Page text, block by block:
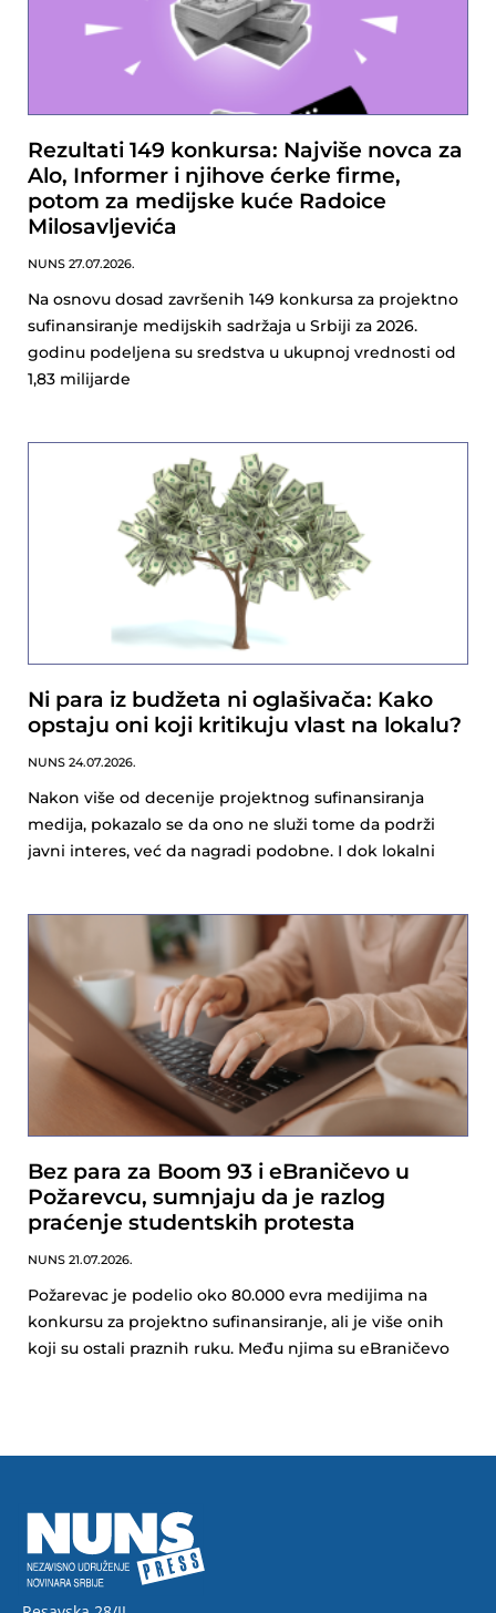
Rezultati 149 konkursa: Najviše novca za
Alo, Informer i njihove ćerke firme,
potom za medijske kuće Radoice
Milosavljevića
NUNS 27.07.2026.
Na osnovu dosad završenih 149 konkursa za projektno
sufinansiranje medijskih sadržaja u Srbiji za 2026.
godinu podeljena su sredstva u ukupnoj vrednosti od
1,83 milijarde
Ni para iz budžeta ni oglašivača: Kako
opstaju oni koji kritikuju vlast na lokalu?
NUNS 24.07.2026.
Nakon više od decenije projektnog sufinansiranja
medija, pokazalo se da ono ne služi tome da podrži
javni interes, već da nagradi podobne. I dok lokalni
Bez para za Boom 93 i eBraničevo u
Požarevcu, sumnjaju da je razlog
praćenje studentskih protesta
NUNS 21.07.2026.
Požarevac je podelio oko 80.000 evra medijima na
konkursu za projektno sufinansiranje, ali je više onih
koji su ostali praznih ruku. Među njima su eBraničevo